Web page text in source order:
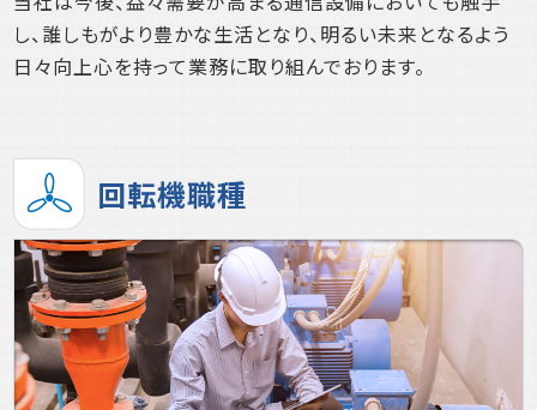
し、誰しもがより豊かな生活となり、明るい未来となるよう
日々向上心を持って業務に取り組んでおります。
回転機職種